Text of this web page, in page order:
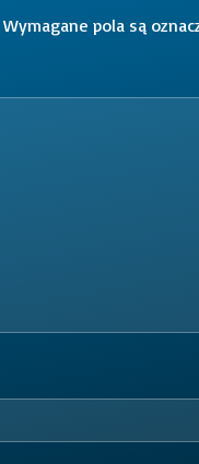
Wymagane pola są